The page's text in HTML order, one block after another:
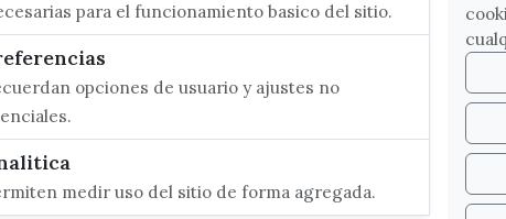
C/ Poniente, 2. CP 29740 -
para el funcionamiento basico del sitio.
opciones de usuario y ajustes no
medir uso del sitio de forma agregada.